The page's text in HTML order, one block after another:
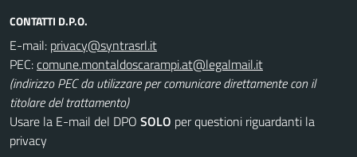
CONTATTI D.P.O.
E-mail:
PEC:
(indirizzo PEC da utilizzare per comunicare direttamente con il
titolare del trattamento)
Usare la E-mail del DPO SOLO per questioni riguardanti la
privacy